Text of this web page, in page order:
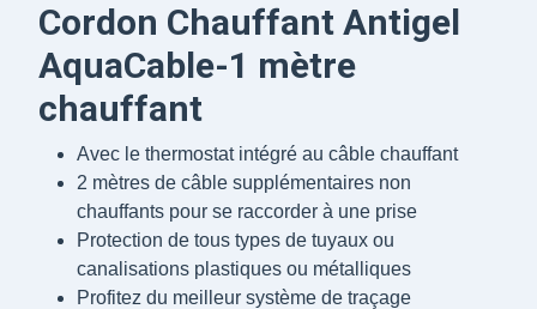
Cordon Chauffant Antigel
AquaCable-1 mètre
chauffant
Avec le thermostat intégré au câble chauffant
2 mètres de câble supplémentaires non
chauffants pour se raccorder à une prise
Protection de tous types de tuyaux ou
canalisations plastiques ou métalliques
Profitez du meilleur système de traçage